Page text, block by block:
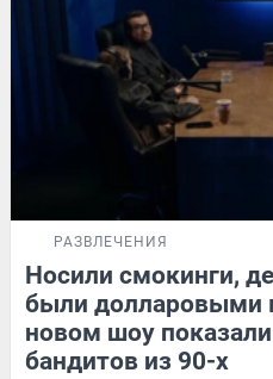
РАЗВЛЕЧЕНИЯ
Носили смокинги,
были долларовыми
новом шоу
бандитов из 90-х